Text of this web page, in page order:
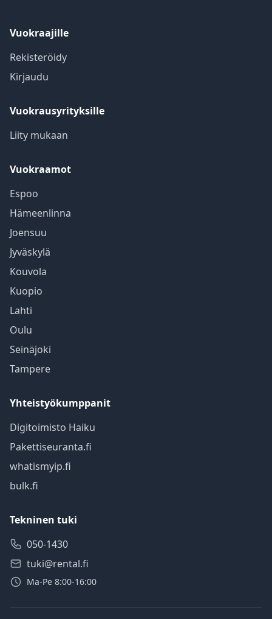
Vuokraajille
Rekisteröidy
Kirjaudu
Vuokrausyrityksille
Liity mukaan
Vuokraamot
Espoo
Hämeenlinna
Joensuu
Jyväskylä
Kouvola
Kuopio
Lahti
Oulu
Seinäjoki
Tampere
Yhteistyökumppanit
Digitoimisto Haiku
Pakettiseuranta.fi
whatismyip.fi
bulk.fi
Tekninen tuki
050-1430
tuki@rental.fi
Ma-Pe 8:00-16:00